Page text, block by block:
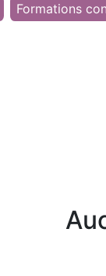
Formations